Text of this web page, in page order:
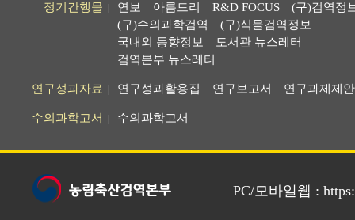
정기간행물 연보 아름드리 R&D FOCUS
(구)검역정
(구)수의과학검역
(구)식물검역정보
국내외 동향정보
도서관 뉴스레터
검역본부 뉴스레터
연구성과자료 연구성과활용집 연구보고서 연구과제제
수의과학고서 수의과학고서
PC/모바일웹 :